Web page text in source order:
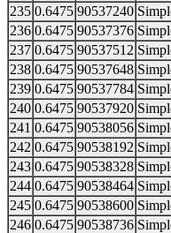
235 0.6475 90537240
236 0.6475 90537376
237 0.6475 90537512
238 0.6475 90537648
239 0.6475 90537784
240 0.6475 90537920
241 0.6475 90538056
242 0.6475 90538192
243 0.6475 90538328
244 0.6475 90538464
245 0.6475 90538600
246 0.6475 90538736